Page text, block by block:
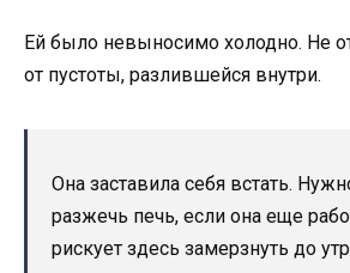
Ей было невыносимо холодно. Не
от пустоты, разлившейся внутри.
Она заставила себя встать.
разжечь печь, если она еще
рискует здесь замерзнуть до